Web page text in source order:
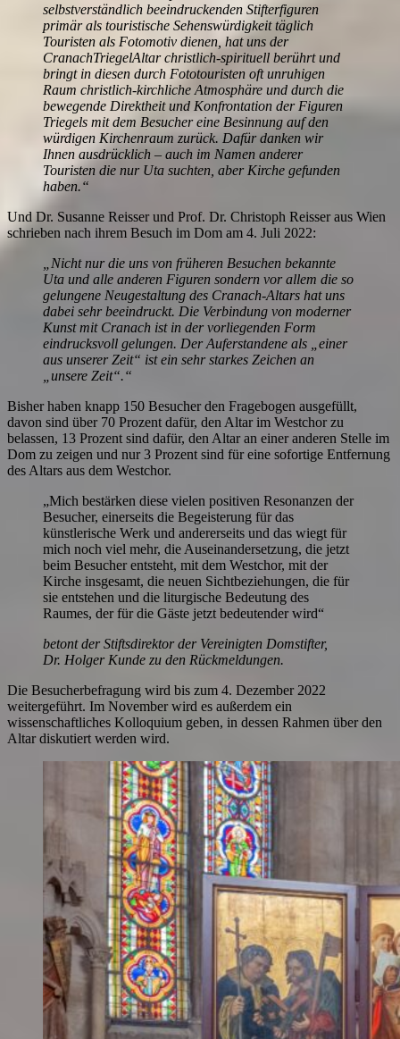
selbstverständlich beeindruckenden Stifterfiguren
primär als touristische Sehenswürdigkeit täglich
Touristen als Fotomotiv dienen, hat uns der
CranachTriegelAltar christlich-spirituell berührt und
bringt in diesen durch Fototouristen oft unruhigen
Raum christlich-kirchliche Atmosphäre und durch die
bewegende Direktheit und Konfrontation der Figuren
Triegels mit dem Besucher eine Besinnung auf den
würdigen Kirchenraum zurück. Dafür danken wir
Ihnen ausdrücklich – auch im Namen anderer
Touristen die nur Uta suchten, aber Kirche gefunden
haben.“
Und Dr. Susanne Reisser und Prof. Dr. Christoph Reisser aus Wien
schrieben nach ihrem Besuch im Dom am 4. Juli 2022:
„Nicht nur die uns von früheren Besuchen bekannte
Uta und alle anderen Figuren sondern vor allem die so
gelungene Neugestaltung des Cranach-Altars hat uns
dabei sehr beeindruckt. Die Verbindung von moderner
Kunst mit Cranach ist in der vorliegenden Form
eindrucksvoll gelungen. Der Auferstandene als „einer
aus unserer Zeit“ ist ein sehr starkes Zeichen an
„unsere Zeit“.“
Bisher haben knapp 150 Besucher den Fragebogen ausgefüllt,
davon sind über 70 Prozent dafür, den Altar im Westchor zu
belassen, 13 Prozent sind dafür, den Altar an einer anderen Stelle im
Dom zu zeigen und nur 3 Prozent sind für eine sofortige Entfernung
des Altars aus dem Westchor.
„Mich bestärken diese vielen positiven Resonanzen der
Besucher, einerseits die Begeisterung für das
künstlerische Werk und andererseits und das wiegt für
mich noch viel mehr, die Auseinandersetzung, die jetzt
beim Besucher entsteht, mit dem Westchor, mit der
Kirche insgesamt, die neuen Sichtbeziehungen, die für
sie entstehen und die liturgische Bedeutung des
Raumes, der für die Gäste jetzt bedeutender wird“
betont der Stiftsdirektor der Vereinigten Domstifter,
Dr. Holger Kunde zu den Rückmeldungen.
Die Besucherbefragung wird bis zum 4. Dezember 2022
weitergeführt. Im November wird es außerdem ein
wissenschaftliches Kolloquium geben, in dessen Rahmen über den
Altar diskutiert werden wird.